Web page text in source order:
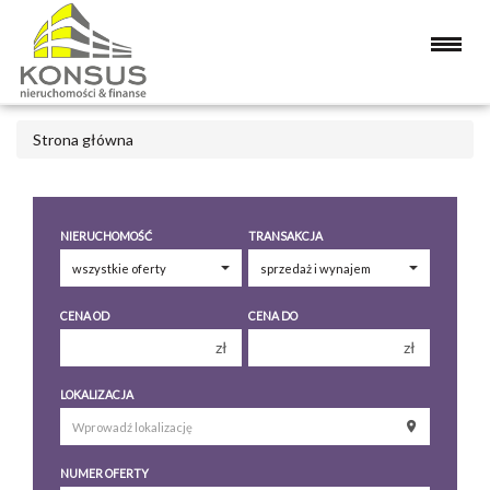
Strona główna
NIERUCHOMOŚĆ TRANSAKCJA
CENA OD
zł
200 000 zł
250 000 zł
300 000 zł
CENA DO
zł
200 000 zł
250 000 zł
LOKALIZACJA
NUMER OFERTY